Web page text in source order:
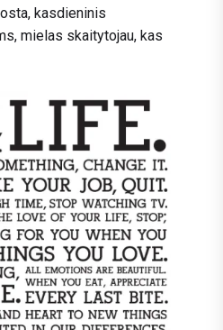
kasdieninis
mielas skaitytojau, kas